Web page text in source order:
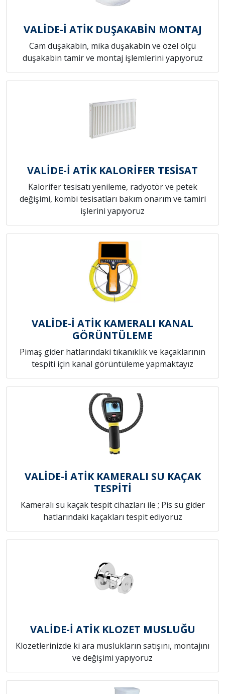
VALİDE-İ ATİK DUŞAKABİN MONTAJ
Cam duşakabin, mika duşakabin ve özel ölçü
duşakabin tamir ve montaj işlemlerini yapıyoruz
VALİDE-İ ATİK KALORİFER TESİSAT
Kalorifer tesisatı yenileme, radyotör ve petek
değişimi, kombi tesisatları bakım onarım ve tamiri
işlerini yapıyoruz
VALİDE-İ ATİK KAMERALI KANAL
GÖRÜNTÜLEME
Pimaş gider hatlarındaki tıkanıklık ve kaçaklarının
tespiti için kanal görüntüleme yapmaktayız
VALİDE-İ ATİK KAMERALI SU KAÇAK
TESPİTİ
Kameralı su kaçak tespit cihazları ile ; Pis su gider
hatlarındaki kaçakları tespit ediyoruz
VALİDE-İ ATİK KLOZET MUSLUĞU
Klozetlerinizde ki ara muslukların satışını, montajını
ve değişimi yapıyoruz